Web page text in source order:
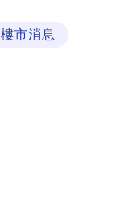
樓市消息